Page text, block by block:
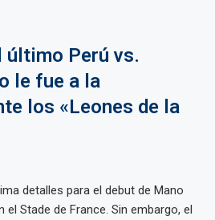
último Perú vs.
le fue a la
los «Leones de la
detalles para el debut de Mano
Stade de France. Sin embargo, el